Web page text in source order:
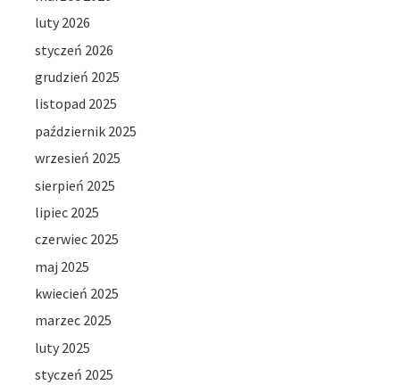
luty 2026
styczeń 2026
grudzień 2025
listopad 2025
październik 2025
wrzesień 2025
sierpień 2025
lipiec 2025
czerwiec 2025
maj 2025
kwiecień 2025
marzec 2025
luty 2025
styczeń 2025